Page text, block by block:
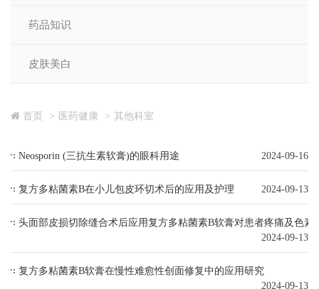
药品知识
皮肤美白
首页 医药健康 其他科室
Neosporin (三抗生素软膏)的眼科用途 2024-09-16
复方多粘菌素B在小儿包皮环切术后的应用及护理 2024-09-13
头面部皮损切除缝合术后应用复方多粘菌素B软膏对患者疼痛及色素
2024-09-13
复方多粘菌素B软膏在慢性难愈性创面修复中的应用研究
2024-09-13